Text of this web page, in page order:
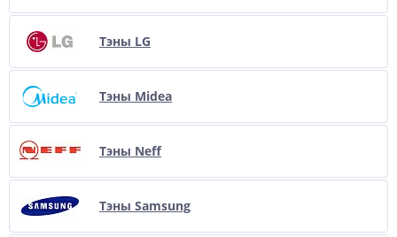
Тэны LG
Тэны Midea
Тэны Neff
Тэны Samsung